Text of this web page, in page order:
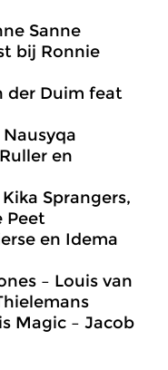
Sanne
bij Ronnie
der Duim feat
en
Sprangers,
Peet
en Idema
– Louis van
Magic – Jacob